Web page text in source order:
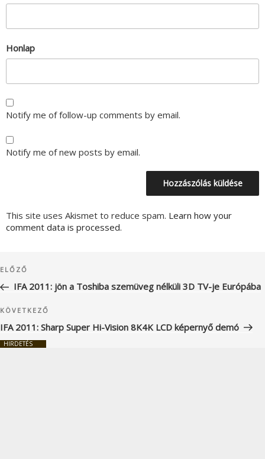
Honlap
Notify me of follow-up comments by email.
Notify me of new posts by email.
This site uses Akismet to reduce spam. Learn how your
comment data is processed.
navigáció
Korábbi
bejegyzés
ELŐZŐ
IFA 2011: jön a Toshiba szemüveg nélküli 3D TV-je Európába
Következő
bejegyzés
KÖVETKEZŐ
IFA 2011: Sharp Super Hi-Vision 8K4K LCD képernyő demó
HIRDETÉS